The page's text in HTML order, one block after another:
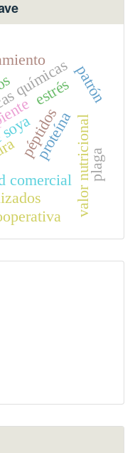
comercial
péptidos valor nutricional
proteína
patrón
estrés
plaga